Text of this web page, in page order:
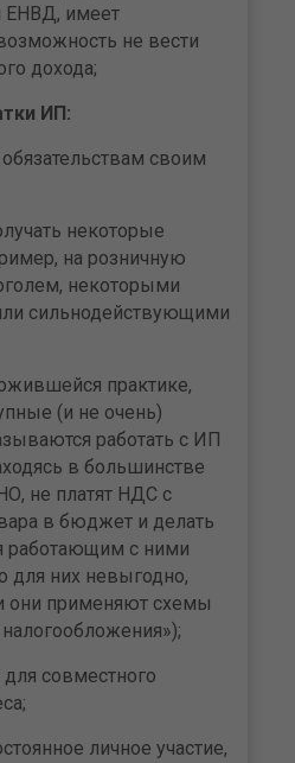
имеет
не вести
дохода;
ИП:
своим
некоторые
на розничную
некоторыми
сильнодействующими
практике,
(и не очень)
работать с ИП
в большинстве
не платят НДС с
в бюджет и делать
работающим с ними
для них невыгодно,
они применяют схемы
для совместного
личное участие,